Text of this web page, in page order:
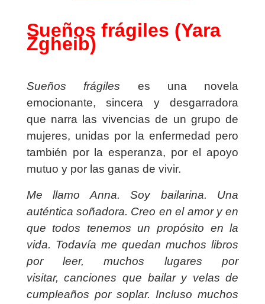
Sueños frágiles (Yara
Zgheib)
Sueños frágiles es una novela
emocionante, sincera y desgarradora
que narra las vivencias de un grupo de
mujeres, unidas por la enfermedad pero
también por la esperanza, por el apoyo
mutuo y por las ganas de vivir.
Me llamo Anna. Soy bailarina. Una
auténtica soñadora. Creo en el amor y en
que todos tenemos un propósito en la
vida. Todavía me quedan muchos libros
por leer, muchos lugares por
visitar,canciones que bailar y velas de
cumpleaños por soplar. Incluso muchos